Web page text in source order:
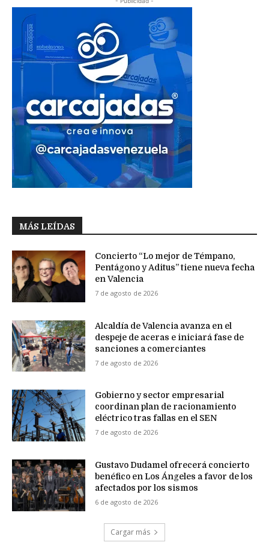
MÁS LEÍDAS
Concierto “Lo mejor de Témpano,
Pentágono y Aditus” tiene nueva fecha
en Valencia
7 de agosto de 2026
Alcaldía de Valencia avanza en el
despeje de aceras e iniciará fase de
sanciones a comerciantes
7 de agosto de 2026
Gobierno y sector empresarial
coordinan plan de racionamiento
eléctrico tras fallas en el SEN
7 de agosto de 2026
Gustavo Dudamel ofrecerá concierto
benéfico en Los Ángeles a favor de los
afectados por los sismos
6 de agosto de 2026
Cargar más